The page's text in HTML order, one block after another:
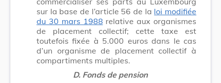
sur la base de l’article 56 de la loi modifiée
du 30 mars 1988 relative aux organismes
de placement collectif; cette taxe est
toutefois fixée à 5.000 euros dans le cas
d’un organisme de placement collectif à
compartiments multiples.
D. Fonds de pension